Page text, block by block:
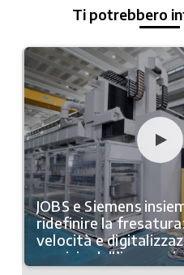
Ti potrebbero
JOBS e Siemens
ridefinire la
velocità e
servizio